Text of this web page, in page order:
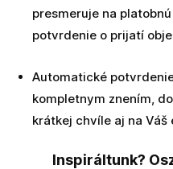
presmeruje na
potvrdenie o prijatí
Automatické
kompletnym znením,
krátkej chvíle aj na Váš
Inspiráltunk?